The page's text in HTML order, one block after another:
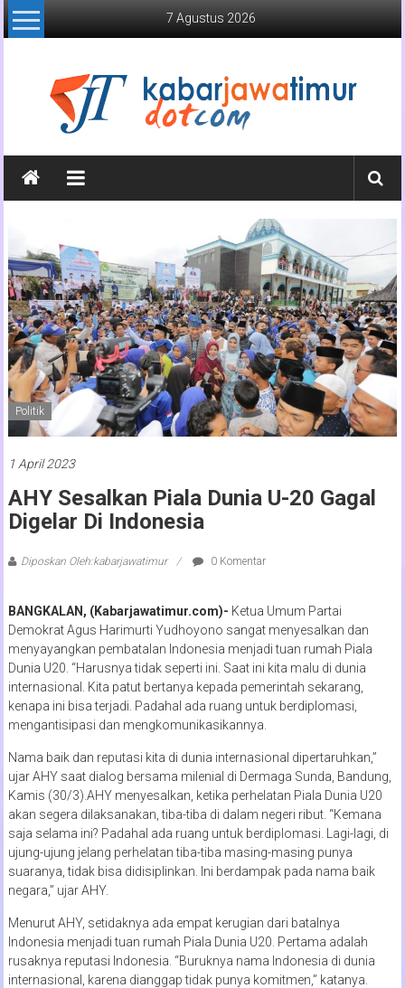
Lompat
ke
7 Agustus 2026
Kabar
Jawa
Media
Online
Jawa
Timur
Politik
1 April 2023
AHY Sesalkan Piala Dunia U-20 Gagal
Digelar Di Indonesia
Diposkan Oleh:kabarjawatimur 0 Komentar
BANGKALAN, (Kabarjawatimur.com)- Ketua Umum Partai
Demokrat Agus Harimurti Yudhoyono sangat menyesalkan dan
menyayangkan pembatalan Indonesia menjadi tuan rumah Piala
Dunia U20. “Harusnya tidak seperti ini. Saat ini kita malu di dunia
internasional. Kita patut bertanya kepada pemerintah sekarang,
kenapa ini bisa terjadi. Padahal ada ruang untuk berdiplomasi,
mengantisipasi dan mengkomunikasikannya.
Nama baik dan reputasi kita di dunia internasional dipertaruhkan,”
ujar AHY saat dialog bersama milenial di Dermaga Sunda, Bandung,
Kamis (30/3).AHY menyesalkan, ketika perhelatan Piala Dunia U20
akan segera dilaksanakan, tiba-tiba di dalam negeri ribut. “Kemana
saja selama ini? Padahal ada ruang untuk berdiplomasi. Lagi-lagi, di
ujung-ujung jelang perhelatan tiba-tiba masing-masing punya
suaranya, tidak bisa didisiplinkan. Ini berdampak pada nama baik
negara,” ujar AHY.
Menurut AHY, setidaknya ada empat kerugian dari batalnya
Indonesia menjadi tuan rumah Piala Dunia U20. Pertama adalah
rusaknya reputasi Indonesia. “Buruknya nama Indonesia di dunia
internasional, karena dianggap tidak punya komitmen,” katanya.